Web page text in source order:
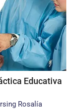
Educativa
Rosalía